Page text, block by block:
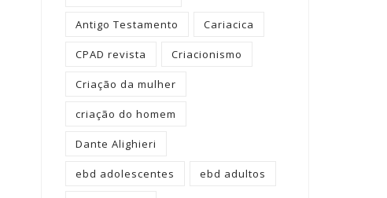
Antigo Testamento Cariacica
CPAD revista Criacionismo
Criação da mulher
criação do homem
Dante Alighieri
ebd adolescentes ebd adultos